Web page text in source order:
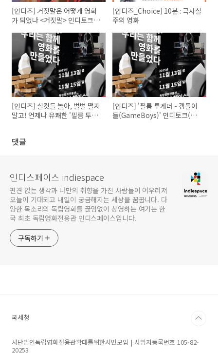
[인디즈] 거짓말은 어떻게 영화
가 되었나 <거짓말> 인디토크
[인디즈_Choice] 10분 : 극사실
주의 영화
[인디즈] 실컷들 놀아, 벌벌 떨지
말고! 언제나 유쾌한 '필름 투게
[인디즈] '필름 투게더 - 겜돌이
들(GameBoys)' 인디토크(GV)
댓글
인디스페이스 indiespace
편견 없는 생각과 나만의 취향을 가진 사람들이 어우러져
오늘이 기대되고 내일이 궁금해지는 세상을 꿈꿉니다. 다
양한 목소리의 독립영화를 끊임없이 상영하는 여기는 한
국 최초 독립영화전용관 인디스페이스입니다.
구독하기
국세청
사단법인독립영화전용관확대를위한시민모임 | 사업자등록번호 105-82-
20253